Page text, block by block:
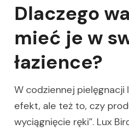
Dlaczego
mieć je w
łazience?
W codziennej pielęgnacji
efekt, ale też to, czy
wyciągnięcie ręki”. Lux